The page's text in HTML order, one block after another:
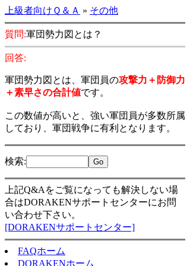
上級者向けＱ＆Ａ » その他
質問:軍団勢力図とは？
回答:
軍団勢力図とは、軍団員の攻撃力＋防御力
＋素早さの合計値です。
この数値が高いと、強い軍団員が多数所属
しており、軍団戦争に有利となります。
検索:
上記Q&Aをご覧になっても解決しない場
合はDORAKENサポートセンターにお問
い合わせ下さい。
[DORAKENサポートセンター]
FAQホーム
DORAKENホーム